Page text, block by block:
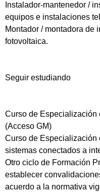
Instalador-mantenedor /
equipos e instalaciones
Montador / montadora de
fotovoltaica.
Seguir estudiando
Curso de Especialización
(Acceso GM)
Curso de Especialización
sistemas conectados a
Otro ciclo de Formación
establecer
acuerdo a la normativa